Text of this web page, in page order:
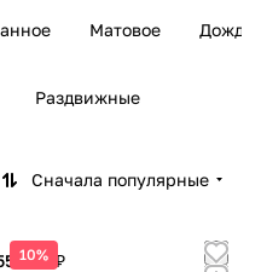
Матовое Дождь
Раздвижные
Сначала популярные
10%
599 ₽